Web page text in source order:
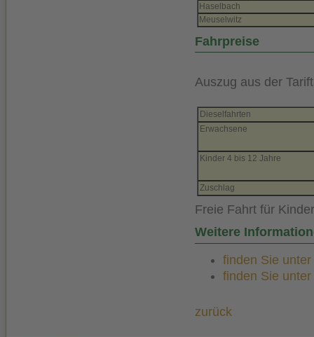
Haselbach
Meuselwitz
Fahrpreise
Auszug aus der
Dieselfahrten
Erwachsene
Kinder 4 bis 12 Jahre
Zuschlag
Freie Fahrt für
Weitere
finden Sie
finden Sie
zurück